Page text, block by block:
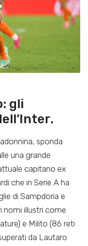
gli
sponda
una grande
capitano ex
che in Serie A ha
di Sampdoria e
nomi illustri come
e Milito (86 reti
da Lautaro